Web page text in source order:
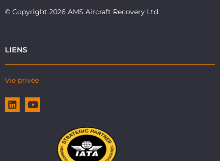
© Copyright 2026 AMS Aircraft Recovery Ltd
LIENS
Vie privée